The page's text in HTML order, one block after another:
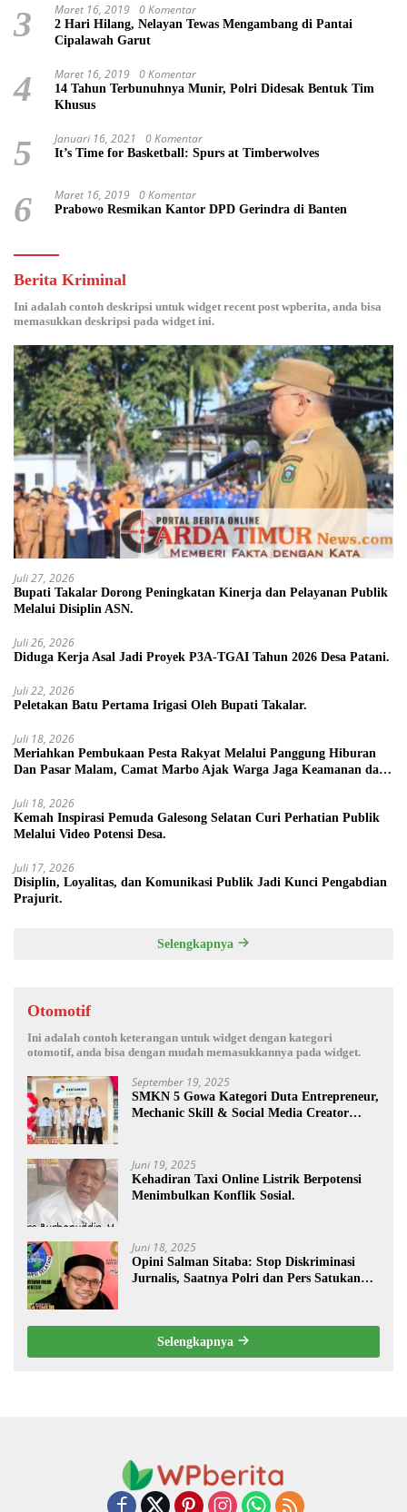
3 Maret 16, 2019 0 Komentar
2 Hari Hilang, Nelayan Tewas Mengambang di Pantai
Cipalawah Garut
4 Maret 16, 2019 0 Komentar
14 Tahun Terbunuhnya Munir, Polri Didesak Bentuk Tim
Khusus
5 Januari 16, 2021 0 Komentar
It’s Time for Basketball: Spurs at Timberwolves
6 Maret 16, 2019 0 Komentar
Prabowo Resmikan Kantor DPD Gerindra di Banten
Berita Kriminal
Ini adalah contoh deskripsi untuk widget recent post wpberita, anda bisa
memasukkan deskripsi pada widget ini.
Juli 27, 2026
Bupati Takalar Dorong Peningkatan Kinerja dan Pelayanan Publik
Melalui Disiplin ASN.
Juli 26, 2026
Diduga Kerja Asal Jadi Proyek P3A-TGAI Tahun 2026 Desa Patani.
Juli 22, 2026
Peletakan Batu Pertama Irigasi Oleh Bupati Takalar.
Juli 18, 2026
Meriahkan Pembukaan Pesta Rakyat Melalui Panggung Hiburan
Dan Pasar Malam, Camat Marbo Ajak Warga Jaga Keamanan dan
Juli 18, 2026
Kemah Inspirasi Pemuda Galesong Selatan Curi Perhatian Publik
Melalui Video Potensi Desa.
Juli 17, 2026
Disiplin, Loyalitas, dan Komunikasi Publik Jadi Kunci Pengabdian
Prajurit.
Selengkapnya
Otomotif
Ini adalah contoh keterangan untuk widget dengan kategori
otomotif, anda bisa dengan mudah memasukkannya pada widget.
September 19, 2025
SMKN 5 Gowa Kategori Duta Entrepreneur,
Mechanic Skill & Social Media Creator
Juni 19, 2025
Kehadiran Taxi Online Listrik Berpotensi
Menimbulkan Konflik Sosial.
Juni 18, 2025
Opini Salman Sitaba: Stop Diskriminasi
Jurnalis, Saatnya Polri dan Pers Satukan
Selengkapnya